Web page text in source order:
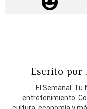
Escrito por
El Semanal:
entretenimiento.